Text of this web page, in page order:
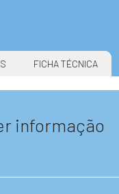
FICHA TÉCNICA
informação